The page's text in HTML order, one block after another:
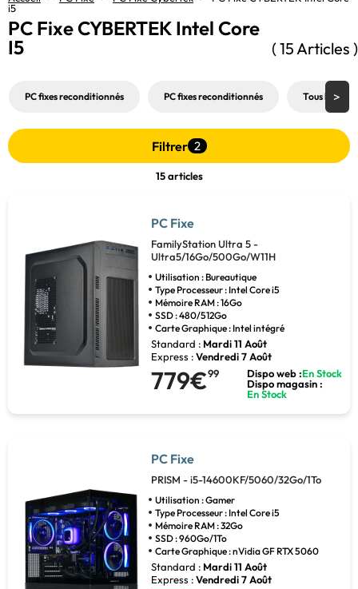
i5
PC Fixe CYBERTEK Intel Core
I5
( 15 Articles )
PC fixes reconditionnés PC fixes reconditionnés Tous les PC
Filtrer 2
15 articles
PC Fixe
FamilyStation Ultra 5 -
Ultra5/16Go/500Go/W11H
Utilisation : Bureautique
Type Processeur : Intel Core i5
Mémoire RAM : 16Go
SSD : 480/512Go
Carte Graphique : Intel intégré
Standard : Mardi 11 Août
Express :Vendredi 7 Août
779€99 Dispo web :En Stock
Dispo magasin :
En Stock
PC Fixe
PRISM - i5-14600KF/5060/32Go/1To
Utilisation : Gamer
Type Processeur : Intel Core i5
Mémoire RAM : 32Go
SSD : 960Go/1To
Carte Graphique : nVidia GF RTX 5060
Standard : Mardi 11 Août
Express :Vendredi 7 Août